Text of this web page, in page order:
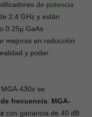
de potencia
2.4 GHz y están
0.25µ GaAs
mejoras en reducción
y poder
430x se
frecuencia: MGA-
con ganancia de 40 dB